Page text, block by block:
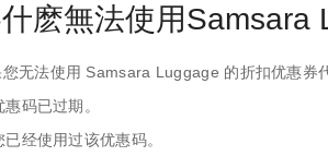
麽無法使用Samsara
无法使用 Samsara Luggage 的折扣优惠券
惠码已过期。
已经使用过该优惠码。